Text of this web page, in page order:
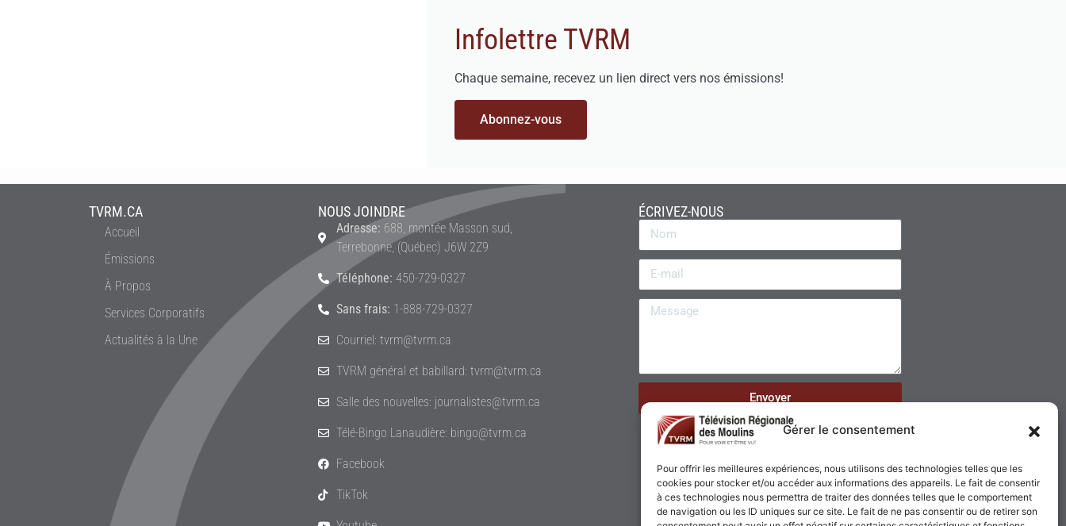
Gérer le consentement
Pour offrir les meilleures expériences, nous utilisons des technologies telles que les
cookies pour stocker et/ou accéder aux informations des appareils. Le fait de consentir
à ces technologies nous permettra de traiter des données telles que le comportement
de navigation ou les ID uniques sur ce site. Le fait de ne pas consentir ou de retirer son
Infolettre TVRM
Chaque semaine, recevez un lien direct vers nos émissions!
Abonnez-vous
TVRM.CA
Accueil
Émissions
À Propos
Services Corporatifs
Actualités à la Une
NOUS JOINDRE
Adresse: 688, montée Masson sud,
Terrebonne, (Québec) J6W 2Z9
Téléphone: 450-729-0327
Sans frais: 1-888-729-0327
Courriel: tvrm@tvrm.ca
TVRM général et babillard: tvrm@tvrm.ca
Salle des nouvelles: journalistes@tvrm.ca
Télé-Bingo Lanaudière: bingo@tvrm.ca
Facebook
TikTok
ÉCRIVEZ-NOUS
Envoyer